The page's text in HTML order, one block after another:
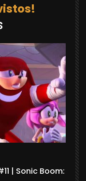
| Sonic Boom: